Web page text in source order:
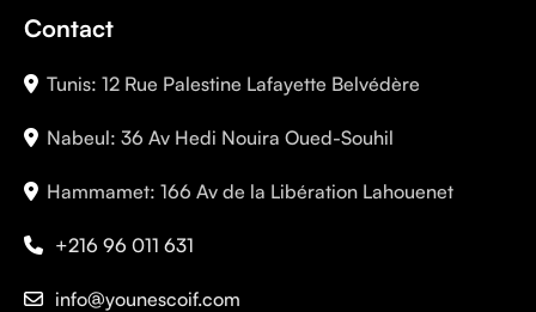
Contact
Tunis: 12 Rue Palestine Lafayette Belvédère
Nabeul: 36 Av Hedi Nouira Oued-Souhil
Hammamet: 166 Av de la Libération Lahouenet
+216 96 011 631
info@younescoif.com